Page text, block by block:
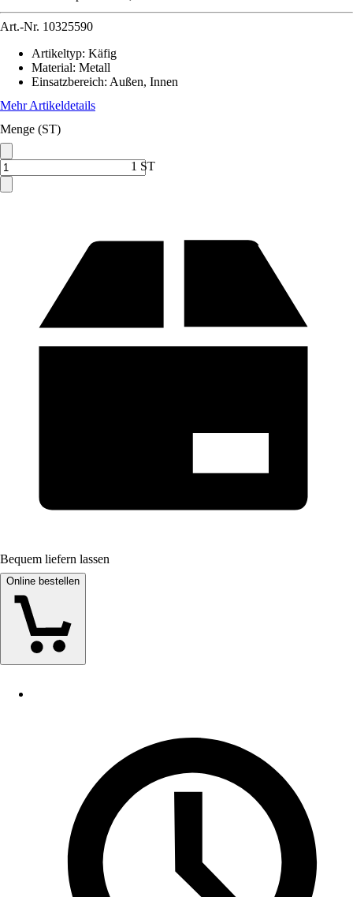
Art.-Nr. 10325590
Artikeltyp: Käfig
Material: Metall
Einsatzbereich: Außen, Innen
Mehr Artikeldetails
Menge (ST)
1 ST
Bequem liefern lassen
Online bestellen